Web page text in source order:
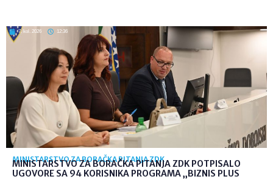
7. kol. 2026 12:36
MINISTARSTVO ZA BORAČKA PITANJA ZDK
MINISTARSTVO ZA BORAČKA PITANJA ZDK POTPISALO
UGOVORE SA 94 KORISNIKA PROGRAMA „BIZNIS PLUS